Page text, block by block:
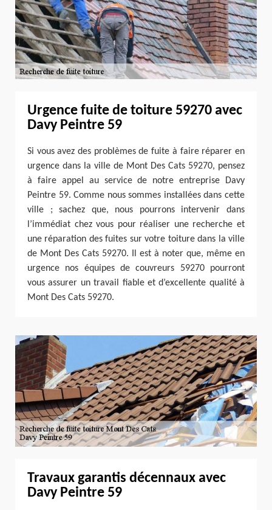
Urgence fuite de toiture 59270 avec
Davy Peintre 59
Si vous avez des problèmes de fuite à faire réparer en
urgence dans la ville de Mont Des Cats 59270, pensez
à faire appel au service de notre entreprise Davy
Peintre 59. Comme nous sommes installées dans cette
ville ; sachez que, nous pourrons intervenir dans
l’immédiat chez vous pour réaliser une recherche et
une réparation des fuites sur votre toiture dans la ville
de Mont Des Cats 59270. Il est à noter que, même en
urgence nos équipes de couvreurs 59270 pourront
vous assurer un travail fiable et d’excellente qualité à
Mont Des Cats 59270.
Travaux garantis décennaux avec
Davy Peintre 59